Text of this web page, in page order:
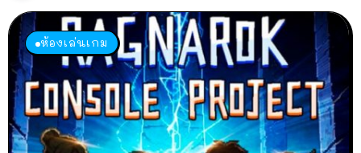
ห้องเล่นเกม